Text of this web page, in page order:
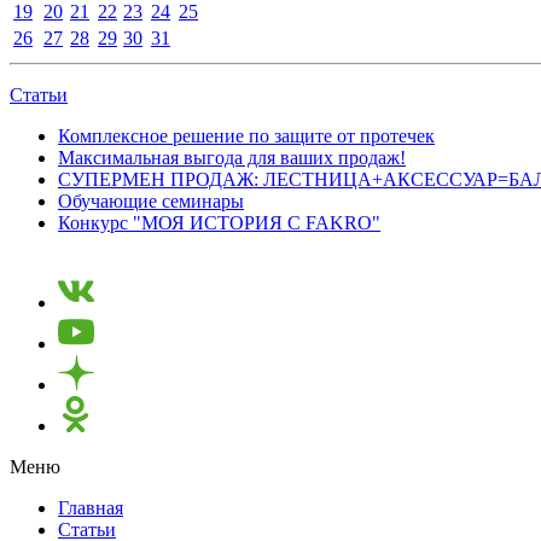
19 20 21 22 23 24 25
26 27 28 29 30 31
Статьи
Комплексное решение по защите от протечек
Максимальная выгода для ваших продаж!
СУПЕРМЕН ПРОДАЖ:
Обучающие семинары
Конкурс "МОЯ ИСТОРИЯ С FAKRO"
Меню
Главная
Статьи